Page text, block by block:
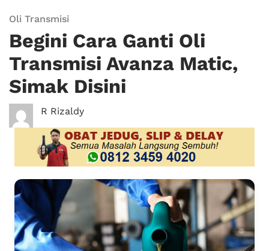
Oli Transmisi
Begini Cara Ganti Oli
Transmisi Avanza Matic,
Simak Disini
R Rizaldy